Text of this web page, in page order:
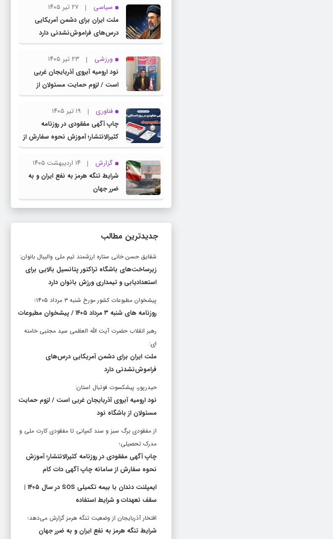
سیاسی
۲۷ تیر ۱۴۰۵
ملت ایران برای دشمن آمریکایی
درس‌های فراموش‌نشدنی دارد
ورزشی
۲۳ تیر ۱۴۰۵
نود ارومیه آبروی آذربایجان غربی
است / لزوم حمایت مسئولان از
باشگاه نود
فناوری
۱۹ تیر ۱۴۰۵
چاپ آگهی مفقودی در روزنامه
کثیرالانتشار؛ آموزش نحوه سفارش از
سامانه چاپ آگهی دات کام
گزارش
۱۴ اردیبهشت ۱۴۰۵
شرایط تنگه هرمز به نفع ایران و به
ضرر جهان
جدیدترین مطالب
شقایق حسن خانی ستاره ارزشمند تیم ملی والیبال بانوان:
زیرساخت‌های باشگاه تراکتور پتانسیل بالایی برای
استعدادیابی و تیمداری ورزش بانوان دارد
پیشخوان مطبوعات کشور مورخ شنبه ۳ مرداد ۱۴۰۵؛
روزنامه های شنبه ۳ مرداد ۱۴۰۵ / پیشخوان مطبوعات
رهبر انقلاب حضرت آیت الله العظمی سید مجتبی خامنه
ای:
ملت ایران برای دشمن آمریکایی درس‌های
فراموش‌نشدنی دارد
حیدرپور، پیشکسوت فوتبال استان:
نود ارومیه آبروی آذربایجان غربی است / لزوم حمایت
مسئولان از باشگاه نود
از مفقودی برگ سبز و سند کمپانی تا مفقودی کارت ملی و
مدرک تحصیلی؛
چاپ آگهی مفقودی در روزنامه کثیرالانتشار؛ آموزش
نحوه سفارش از سامانه چاپ آگهی دات کام
ایمپلنت دندان با بیمه تکمیلی SOS در سال ۱۴۰۵ |
سقف تعهدات و شرایط استفاده
افتخار آذربایجان از وضعیت تنگه هرمز گزارش می‌دهد؛
شرایط تنگه هرمز به نفع ایران و به ضرر جهان